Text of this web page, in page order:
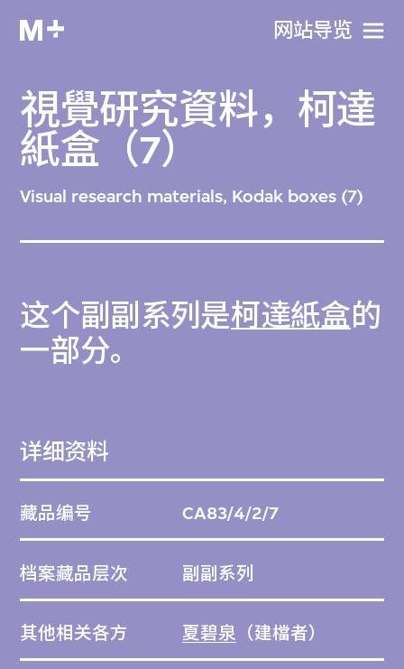
网站导览
視覺研究資料，柯達
紙盒（7）
Visual research materials, Kodak boxes (7)
这个副副系列是柯達紙盒的
一部分。
详细资料
藏品编号 CA83/4/2/7
档案藏品层次 副副系列
其他相关各方 夏碧泉 （建檔者）